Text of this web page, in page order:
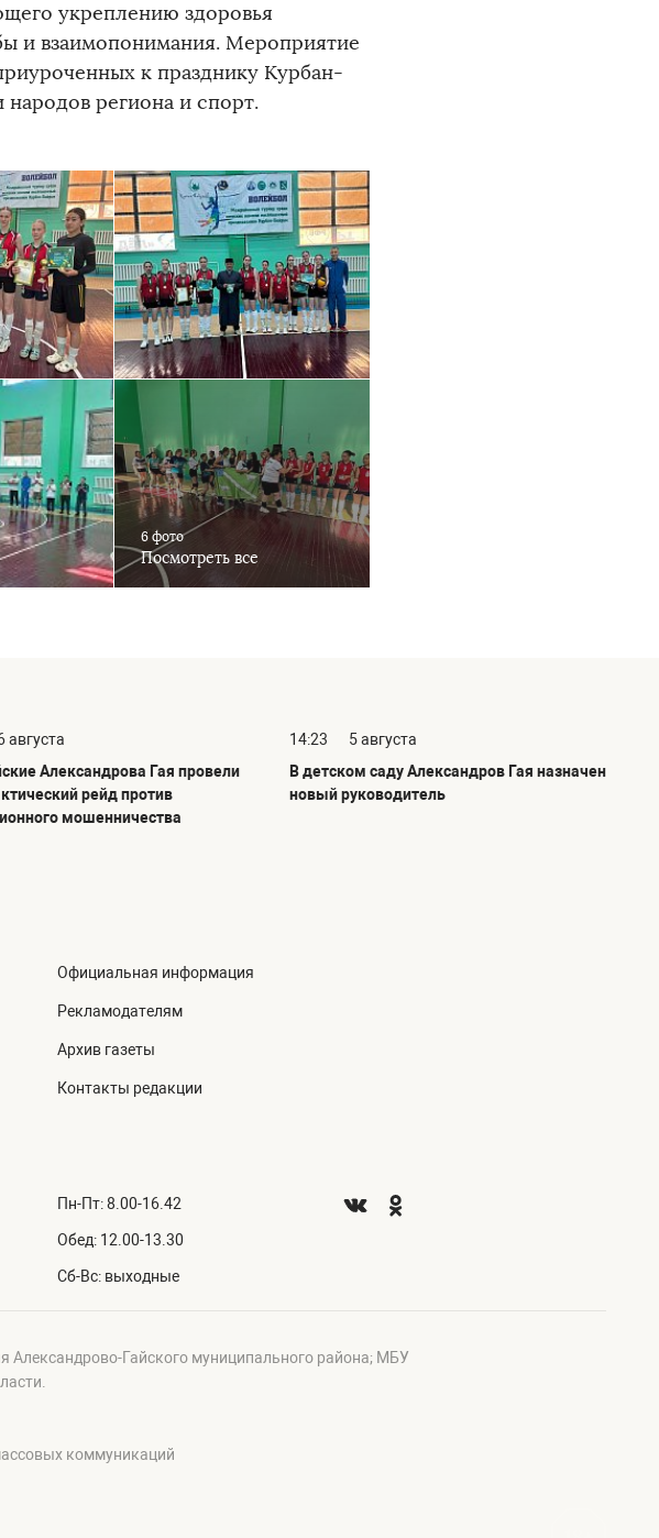
укреплению здоровья
и взаимопонимания. Мероприятие
к празднику Курбан-
региона и спорт.
6 фото
Посмотреть все
августа
Александрова Гая провели
рейд против
мошенничества
14:23
5 августа
В детском саду Александров Гая назначен
новый руководитель
Официальная информация
Рекламодателям
Архив газеты
Контакты редакции
Пн-Пт: 8.00-16.42
Обед: 12.00-13.30
Сб-Вс: выходные
Гайского муниципального района; МБУ
коммуникаций